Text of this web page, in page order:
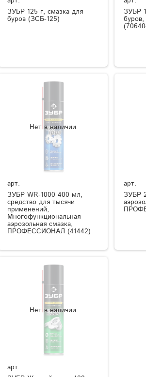
ЗУБР 125 г, смазка для
буров (ЗСБ-125)
ЗУБР
Нет в наличии
арт.
ЗУБР WR-1000 400 мл,
средство для тысячи
применений,
Многофункциональная
аэрозольная смазка,
ПРОФЕССИОНАЛ (41442)
арт.
ЗУБР
Нет в наличии
арт.